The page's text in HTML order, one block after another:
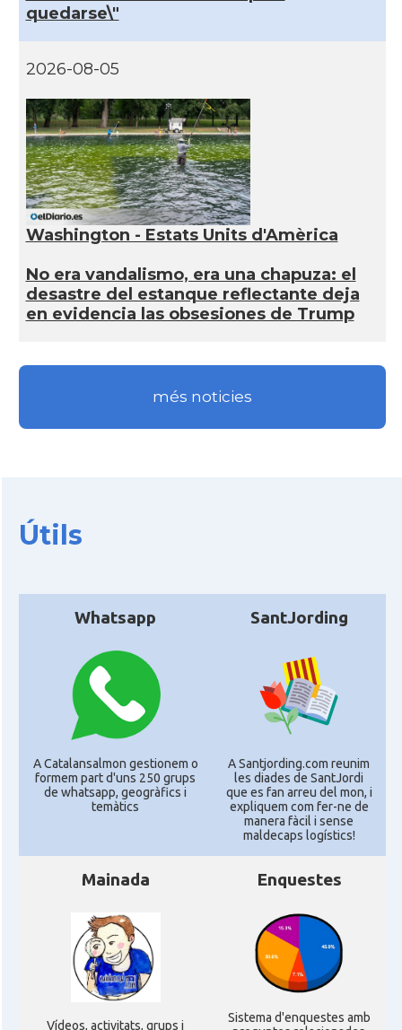
quedarse\"
2026-08-05
Washington - Estats Units d'Amèrica
No era vandalismo, era una chapuza: el
desastre del estanque reflectante deja
en evidencia las obsesiones de Trump
més noticies
Útils
Whatsapp
A Catalansalmon gestionem o
formem part d'uns 250 grups
de whatsapp, geogràfics i
temàtics
SantJording
A Santjording.com reunim
les diades de SantJordi
que es fan arreu del mon, i
expliquem com fer-ne de
manera fàcil i sense
maldecaps logí­stics!
Mainada
Ví­deos, activitats, grups i
Enquestes
Sistema d'enquestes amb